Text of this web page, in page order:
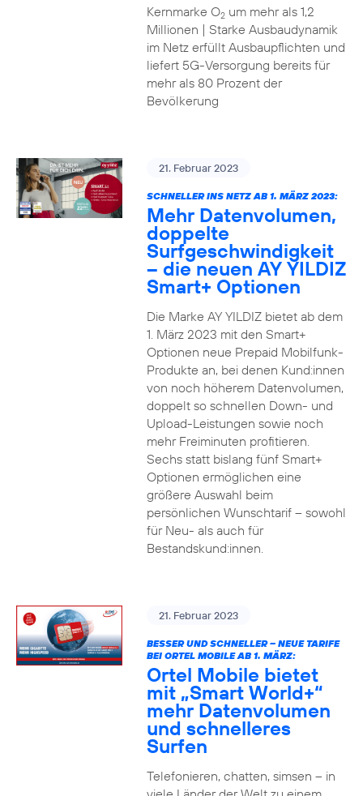
Kernmarke O2um mehr als 1,2
Millionen | Starke Ausbaudynamik
im Netz erfüllt Ausbaupflichten und
liefert 5G-Versorgung bereits für
mehr als 80 Prozent der
Bevölkerung
21. Februar 2023
SCHNELLER INS NETZ AB 1. MÄRZ 2023:
Mehr Datenvolumen,
doppelte
Surfgeschwindigkeit
– die neuen AY YILDIZ
Smart+ Optionen
Die Marke AY YILDIZ bietet ab dem
1. März 2023 mit den Smart+
Optionen neue Prepaid Mobilfunk-
Produkte an, bei denen Kund:innen
von noch höherem Datenvolumen,
doppelt so schnellen Down- und
Upload-Leistungen sowie noch
mehr Freiminuten profitieren.
Sechs statt bislang fünf Smart+
Optionen ermöglichen eine
größere Auswahl beim
persönlichen Wunschtarif – sowohl
für Neu- als auch für
Bestandskund:innen.
21. Februar 2023
BESSER UND SCHNELLER – NEUE TARIFE
BEI ORTEL MOBILE AB 1. MÄRZ:
Ortel Mobile bietet
mit „Smart World+“
mehr Datenvolumen
und schnelleres
Surfen
Telefonieren, chatten, simsen – in